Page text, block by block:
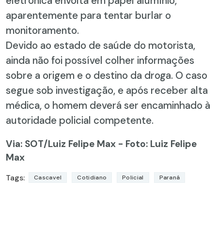
aparentemente para tentar burlar o
monitoramento.
Devido ao estado de saúde do motorista,
ainda não foi possível colher informações
sobre a origem e o destino da droga. O caso
segue sob investigação, e após receber alta
médica, o homem deverá ser encaminhado à
autoridade policial competente.
Via: SOT/Luiz Felipe Max - Foto: Luiz Felipe
Max
Tags: Cascavel Cotidiano Policial Paraná